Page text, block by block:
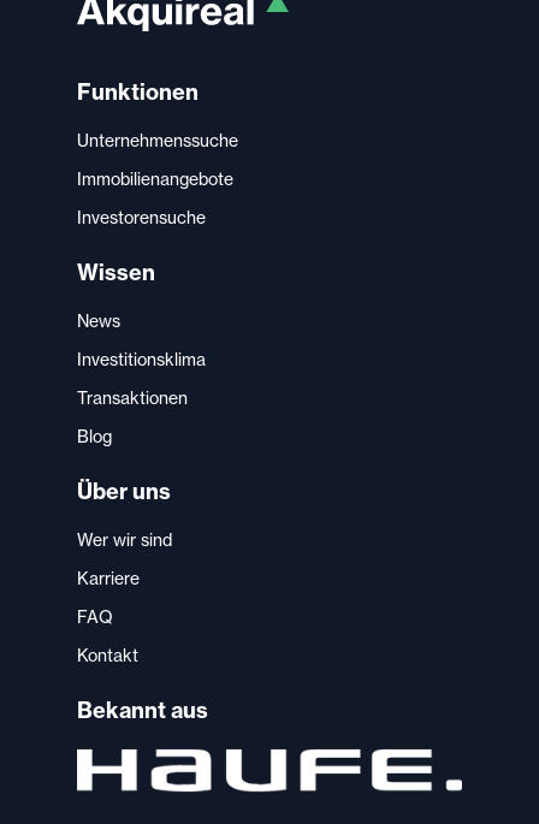
Funktionen
Unternehmenssuche
Immobilienangebote
Investorensuche
Wissen
News
Investitionsklima
Transaktionen
Blog
Über uns
Wer wir sind
Karriere
FAQ
Kontakt
Bekannt aus